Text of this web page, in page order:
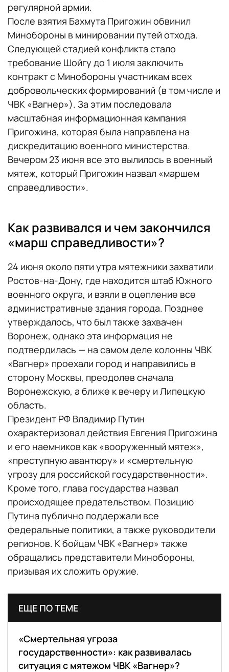
регулярной армии.
После взятия Бахмута Пригожин обвинил
Минобороны в минировании путей отхода.
Следующей стадией конфликта стало
требование Шойгу до 1 июля заключить
контракт с Минобороны участникам всех
добровольческих формирований (в том числе и
ЧВК «Вагнер»). За этим последовала
масштабная информационная кампания
Пригожина, которая была направлена на
дискредитацию военного министерства.
Вечером 23 июня все это вылилось в военный
мятеж, который Пригожин назвал «маршем
справедливости».
Как развивался и чем закончился
«марш справедливости»?
24 июня около пяти утра мятежники захватили
Ростов-на-Дону, где находится штаб Южного
военного округа, и взяли в оцепление все
административные здания города. Позднее
утверждалось, что был также захвачен
Воронеж, однако эта информация не
подтвердилась — на самом деле колонны ЧВК
«Вагнер» проехали город и направились в
сторону Москвы, преодолев сначала
Воронежскую, а ближе к вечеру и Липецкую
область.
Президент РФ Владимир Путин
охарактеризовал действия Евгения Пригожина
и его наемников как «вооруженный мятеж»,
«преступную авантюру» и «смертельную
угрозу для российской государственности».
Кроме того, глава государства назвал
происходящее предательством. Позицию
Путина публично поддержали все
федеральные политики, а также руководители
регионов. К бойцам ЧВК «Вагнер» также
обращались представители Минобороны,
призывая их сложить оружие.
ЕЩЕ ПО ТЕМЕ
«Смертельная угроза
государственности»: как развивалась
ситуация с мятежом ЧВК «Вагнер»?